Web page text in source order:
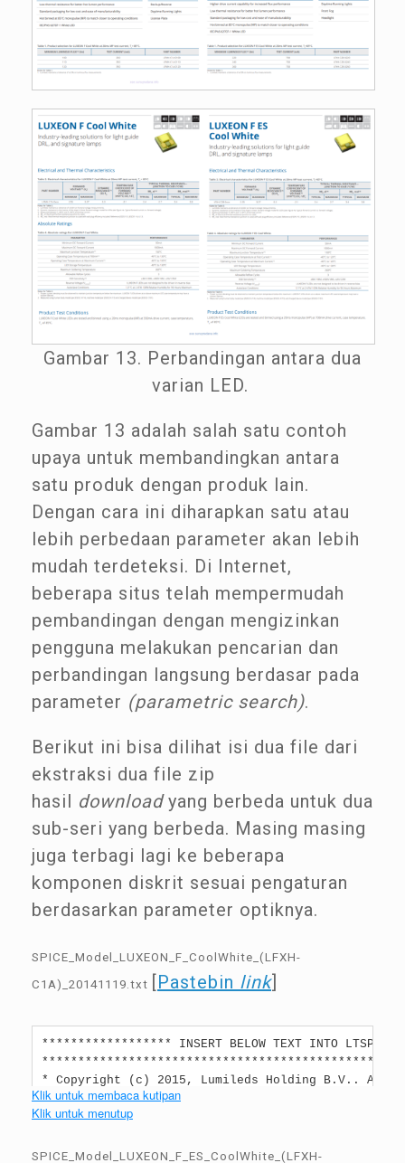
Gambar 13. Perbandingan antara dua
varian LED.
Gambar 13 adalah salah satu contoh
upaya untuk membandingkan antara
satu produk dengan produk lain.
Dengan cara ini diharapkan satu atau
lebih perbedaan parameter akan lebih
mudah terdeteksi. Di Internet,
beberapa situs telah mempermudah
pembandingan dengan mengizinkan
pengguna melakukan pencarian dan
perbandingan langsung berdasar pada
parameter (parametric search).
Berikut ini bisa dilihat isi dua file dari
ekstraksi dua file zip
hasil downloadyang berbeda untuk dua
sub-seri yang berbeda. Masing masing
juga terbagi lagi ke beberapa
komponen diskrit sesuai pengaturan
berdasarkan parameter optiknya.
SPICE_Model_LUXEON_F_CoolWhite_(LFXH-
C1A)_20141119.txt [Pastebin link]
****************** INSERT BELOW TEXT INTO
* Copyright (c) 2015, Lumileds Holding B.V.. All
* *
* WARNING: VF diode model is accurate for
* *
Klik untuk membaca kutipan
Klik untuk menutup
SPICE_Model_LUXEON_F_ES_CoolWhite_(LFXH-